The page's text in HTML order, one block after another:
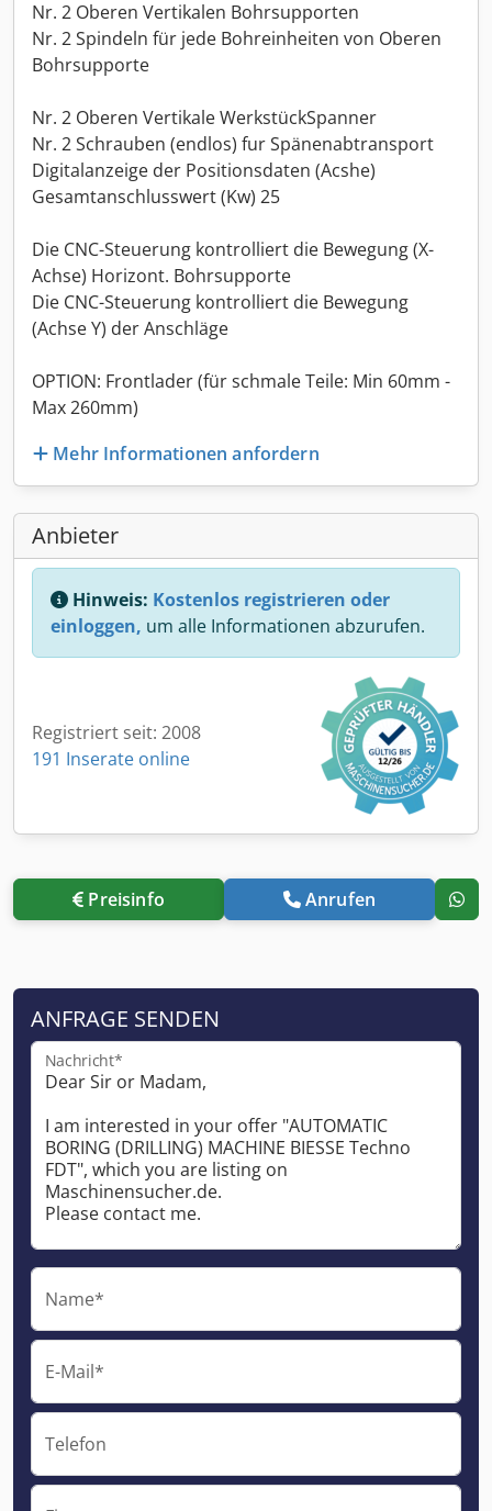
Nr. 2 Oberen Vertikalen Bohrsupporten
Nr. 2 Spindeln für jede Bohreinheiten von Oberen
Bohrsupporte
Nr. 2 Oberen Vertikale WerkstückSpanner
Nr. 2 Schrauben (endlos) fur Spänenabtransport
Digitalanzeige der Positionsdaten (Acshe)
Gesamtanschlusswert (Kw) 25
Die CNC-Steuerung kontrolliert die Bewegung (X-
Achse) Horizont. Bohrsupporte
Die CNC-Steuerung kontrolliert die Bewegung
(Achse Y) der Anschläge
OPTION: Frontlader (für schmale Teile: Min 60mm -
Max 260mm)
Mehr Informationen anfordern
Anbieter
Hinweis: Kostenlos registrieren oder
einloggen, um alle Informationen abzurufen.
Registriert seit: 2008
191 Inserate online
Preisinfo Anrufen
ANFRAGE SENDEN
Nachricht*
Name*
E-Mail*
Telefon